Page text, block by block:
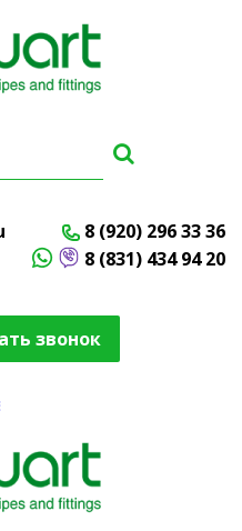
8 (920) 296 33 36
8 (831) 434 94 20
звонок